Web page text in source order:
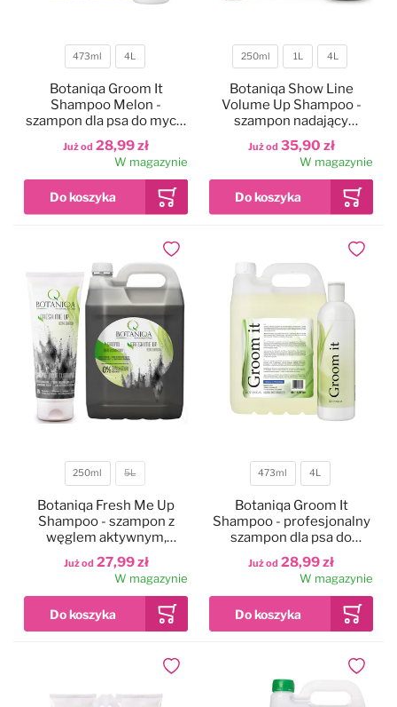
Pojemność
473ml 4L
Już od 28,99 zł
Botaniqa Groom It
Shampoo Melon -
szampon dla psa do mycia
zasadniczego, o zapachu
melona
W magazynie
Pojemność
250ml 1L 4L
Już od 35,90 zł
Botaniqa Show Line
Volume Up Shampoo -
szampon nadający
objętości szacie
W magazynie
Pojemność
250ml 5L
Już od 27,99 zł
Botaniqa Fresh Me Up
Shampoo - szampon z
węglem aktywnym,
eliminujący przykre
zapachy z sierści zwierząt
W magazynie
Dodaj do ulubionych
Pojemność
473ml 4L
Już od 28,99 zł
Botaniqa Groom It
Shampoo - profesjonalny
szampon dla psa do
pierwszego, zasadniczego
mycia
W magazynie
Dodaj
Dodaj do ulubionych Dodaj